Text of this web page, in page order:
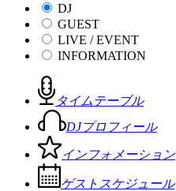
DJ
GUEST
LIVE / EVENT
INFORMATION
タイムテーブル
DJプロフィール
インフォメーション
ゲストスケジュール